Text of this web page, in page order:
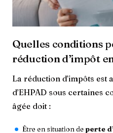
Quelles conditions
réduction d’impôt
La réduction d’impôts est
d’EHPAD sous certaines
âgée doit :
Être en situation de perte